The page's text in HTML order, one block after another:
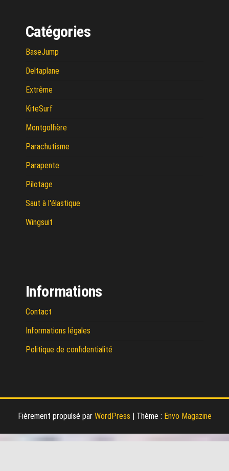
Catégories
BaseJump
Deltaplane
Extrême
KiteSurf
Montgolfière
Parachutisme
Parapente
Pilotage
Saut à l'élastique
Wingsuit
Informations
Contact
Informations légales
Politique de confidentialité
Fièrement propulsé par WordPress Thème : Envo Magazine